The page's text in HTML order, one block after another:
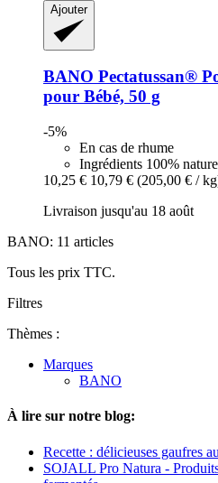
Ajouter
BANO Pectatussan®
pour Bébé, 50 g
-5%
En cas de rhume
Ingrédients 100%
10,25 € 10,79 € (205,00 € /
Livraison jusqu'au 18 août
BANO: 11 articles
Tous les prix TTC.
Filtres
Thèmes :
Marques
BANO
À lire sur notre blog:
Recette : délicieuses gaufres
SOJALL Pro Natura -